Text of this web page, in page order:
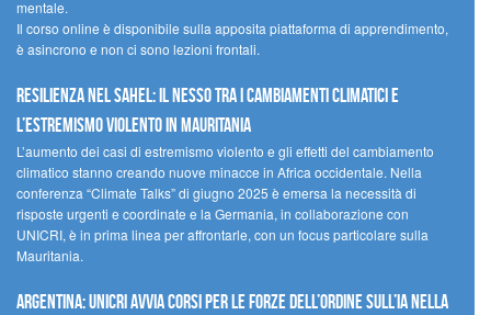
mentale.
Il corso online è disponibile sulla apposita piattaforma di apprendimento,
è asincrono e non ci sono lezioni frontali.
Resilienza nel Sahel: il nesso tra i cambiamenti climatici e
l’estremismo violento in Mauritania
L’aumento dei casi di estremismo violento e gli effetti del cambiamento
climatico stanno creando nuove minacce in Africa occidentale. Nella
conferenza “Climate Talks” di giugno 2025 è emersa la necessità di
risposte urgenti e coordinate e la Germania, in collaborazione con
UNICRI, è in prima linea per affrontarle, con un focus particolare sulla
Mauritania.
Argentina: UNICRI avvia corsi per le forze dell’ordine sull’IA nella